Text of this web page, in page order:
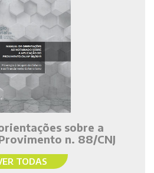
sobre a
n. 88/CNJ
TODAS